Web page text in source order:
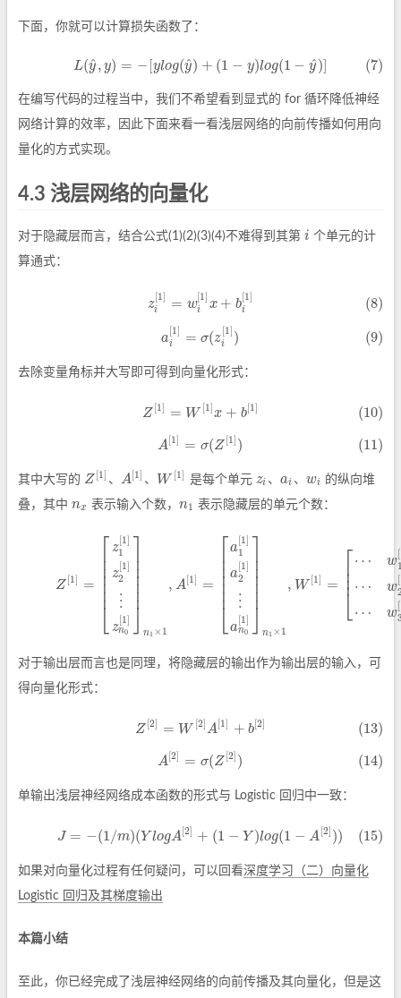
下面，你就可以计算损失函数了：
L(y
^, y) = −[ylog(y
^) + (1 − y)log(1 − y
^)] (7)
(7)L (y^,y) =−[ylog( y ^)+(1 −y) log(1−y^ )]
在编写代码的过程当中，我们不希望看到显式的 for 循环降低神经
网络计算的效率，因此下面来看一看浅层网络的向前传播如何用向
量化的方式实现。
4.3 浅层网络的向量化
对于隐藏层而言，结合公式(1)(2)(3)(4)不难得到其第 i
i 个单元的计
算通式：
z
1
i = w
1
i x + b
1
i (8)
(8)z =wi[1]x + bi[1]
a
1
i = σ(z
1
i ) (9)
(9)a =σ( zi [1 ])
去除变量角标并大写即可得到向量化形式：
Z 1 = W 1 x + b 1 (10)
(10) Z[1 ]=W[1] x+b[1]
A 1 = σ(Z 1 ) (11)
(11) A[1 =σ (Z [1 ])
其中大写的 Z [1]
Z[ 1] 、 A[1]
A[1] 、 W [1]
W 1] 是每个单元 zi
zi 、ai
ai 、 wi
wi 的纵向堆
叠，其中 nx
nx 表示输入个数， n1
n1 表示隐藏层的单元个数：
Z 1 =
⎡
⎣
⎢⎢⎢⎢⎢⎢
z
1
1
z
1
2
⋮
z
[1]
n0
⎤
⎦
⎥⎥⎥⎥⎥⎥
n1 × 1
, A 1 =
⎡
⎣
⎢⎢⎢⎢⎢⎢
a
1
1
a
1
2
⋮
a
[1]
n0
⎤
⎦
⎥⎥⎥⎥⎥⎥
n1 × 1
, W 1 = ⎡
⎣
⎢⎢⎢
⋯
⋯
⋯
w
w
w
[
[1]⋮ =[a1
对于输出层而言也是同理，将隐藏层的输出作为输出层的输入，可
得向量化形式：
Z 2] = W 2] A 1 + b [2 (13)
(13) Z[2 =W[2 ]A[1 ]+b[2]
A [2 = σ(Z 2] ) (14)
(14) A[2 =σ (Z [2 ])
单输出浅层神经网络成本函数的形式与 Logistic 回归中一致：
J = −(1/m)(YlogA [2 + (1 − Y )log(1 − A 2] )) (15)
(15) J=−(1/m)(Y lo gA [2 +( −Y)log(1−A 2])
如果对向量化过程有任何疑问，可以回看深度学习（二）向量化
Logistic 回归及其梯度输出
本篇小结
至此，你已经完成了浅层神经网络的向前传播及其向量化，但是这